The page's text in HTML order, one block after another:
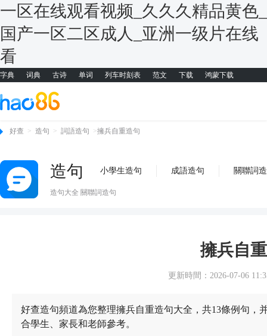
一区在线观看视频_久久久精品黄色_
国产一区二区成人_亚洲一级片在线
看
字典 词典 古诗 单词 列车时刻表 范文 下载 鸿蒙下载
好查 > 造句 > 詞語造句 >擁兵自重造句
造句 小學生造句 成語造句 關聯詞
造句大全 關聯詞造句
擁兵自
更新時間：2026-07-06
好查造句頻道為您整理擁兵自重造句大全，共13條例句，
合學生、家長和老師參考。